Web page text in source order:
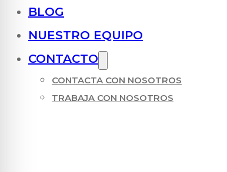
BLOG
NUESTRO EQUIPO
CONTACTO
CONTACTA CON NOSOTROS
TRABAJA CON NOSOTROS